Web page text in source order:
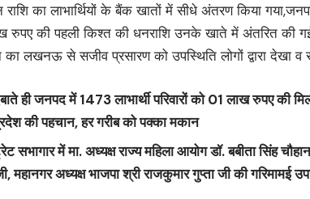
का लाभार्थियों के बैंक खातों में सीधे अंतरण किया
रुपए की पहली किश्त की धनराशि उनके खाते में अंतरित की
का लखनऊ से सजीव प्रसारण को उपस्थिति लोगों द्वारा देखा व
ही जनपद में 1473 लाभार्थी परिवारों को 01 लाख रुपए की
की पहचान, हर गरीब को पक्का मकान
सभागार में मा. अध्यक्ष राज्य महिला आयोग डॉ. बबीता सिंह
महानगर अध्यक्ष भाजपा श्री राजकुमार गुप्ता जी की गरिमामई